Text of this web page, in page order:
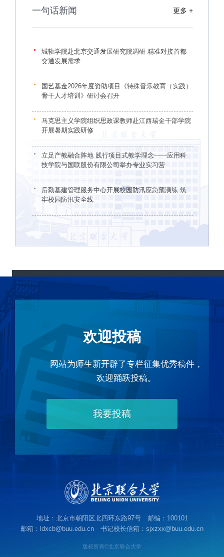
一句话新闻 更多 +
城轨学院赴北京交通发展研究院调研 精准对接首都
交通发展需求
国艺基金2026年度资助项目《特殊音乐教育（实践）
骨干人才培训》研讨会召开
马克思主义学院组织思政课教师赴江西瑞金干部学院
开展暑期实践研修
立足产教融合阵地 践行项目式教学理念——应用科
技学院与国联股份有限公司举办专业实习营
后勤基建管理服务中心开展校园防汛应急预演练 筑
牢校园防汛安全线
欢迎投稿
网站为师生新开辟了专栏征集优秀稿件，
欢迎踊跃投稿。
我要投稿
地址：北京市朝阳区北四环东路97号 邮编：100101
邮箱：ldxcb@buu.edu.cn 书记校长信箱：sjxzxx@buu.edu.cn
版权所有©北京联合大学